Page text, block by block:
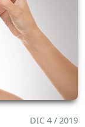
DIC 4 / 2019